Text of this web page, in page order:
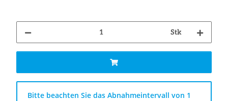
Stk
x
Bitte beachten Sie das Abnahmeintervall von 1